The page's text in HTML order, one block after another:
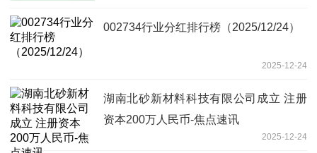
002734行业分红排行榜（2025/12/24）
2025-12-24
湖南北砂新材料科技有限公司成立 注册
资本200万人民币-焦点速讯
2025-12-24